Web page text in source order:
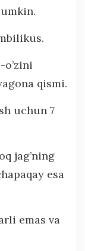
qismi.
uchun 7
jag’ning
esa
emas va